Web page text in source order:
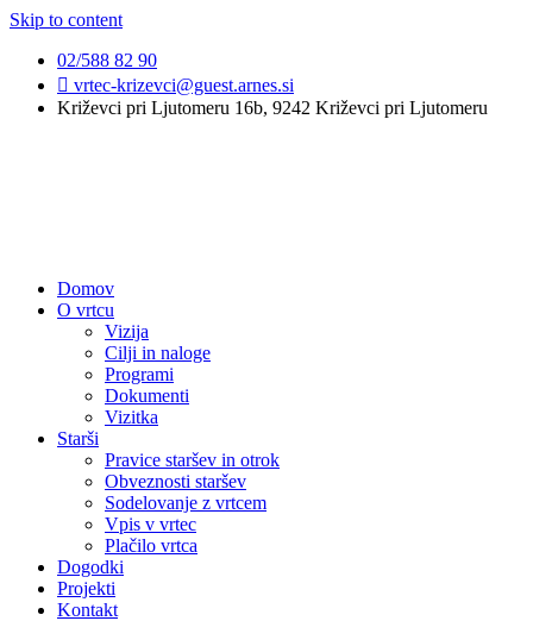
Skip to content
02/588 82 90
vrtec-krizevci@guest.arnes.si
Križevci pri Ljutomeru 16b, 9242 Križevci pri Ljutomeru
Domov
O vrtcu
Vizija
Cilji in naloge
Programi
Dokumenti
Vizitka
Starši
Pravice staršev in otrok
Obveznosti staršev
Sodelovanje z vrtcem
Vpis v vrtec
Plačilo vrtca
Dogodki
Projekti
Kontakt